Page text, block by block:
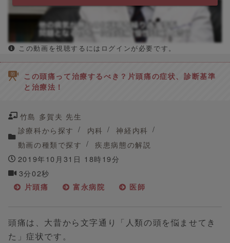
この動画を視聴するにはログインが必要です。
この頭痛って治療するべき？片頭痛の症状、診断基準
と治療法！
竹島 多賀夫 先生
診療科から探す
内科
神経内科
動画の種類で探す
疾患病態の解説
2019年10月31日 18時19分
3分02秒
片頭痛 富永病院 医師
頭痛は、大昔から文字通り「人類の頭を悩ませてき
た」症状です。